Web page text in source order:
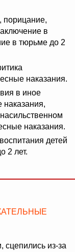
порицание,
в
в тюрьме до 2
наказания.
в иное
наказания.
детей
2 лет.
из-за